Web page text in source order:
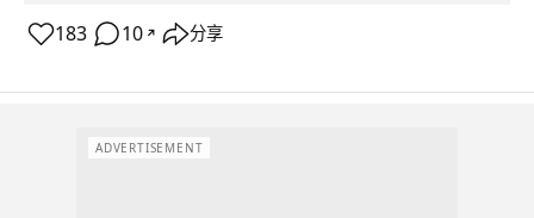
183 10 ↗ 分享
ADVERTISEMENT